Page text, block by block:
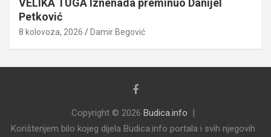
VELIKA TUGA Iznenada preminuo Danijel
Petković
8 kolovoza, 2026 Damir Begović
Copyright © 2026 Budica.info
Korištenjem bilo kojeg dijela Budica.info portala i svih njegovih